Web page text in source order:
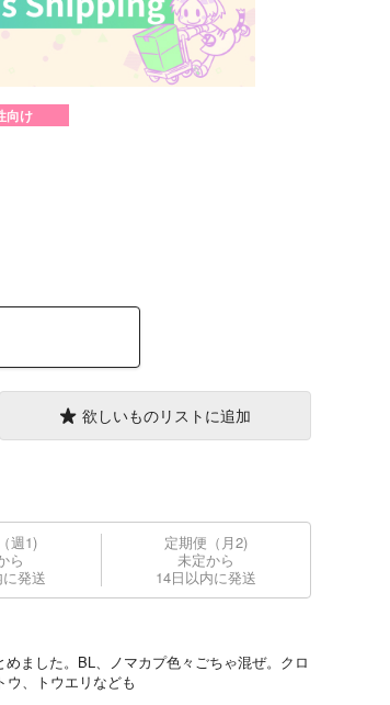
向け
欲しいものリストに追加
週1)
ら
発送
定期便（月2)
未定から
14日以内に発送
ました。BL、ノマカプ色々ごちゃ混ぜ。クロ
、トウエリなども